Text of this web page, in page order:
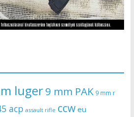
luger9 mm PAK 9 mm r
acp assault rifle ccw eu